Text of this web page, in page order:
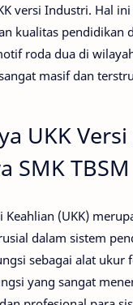
versi Industri. Hal
kualitas pendidikan
roda dua di
masif dan
UKK
SMK TBSM
Keahlian (UKK)
dalam sistem
sebagai alat ukur
yang sangat